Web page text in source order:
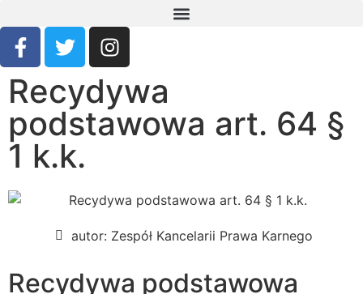
Recydywa
podstawowa art. 64 §
1 k.k.
autor: Zespół Kancelarii Prawa Karnego
Recydywa podstawowa